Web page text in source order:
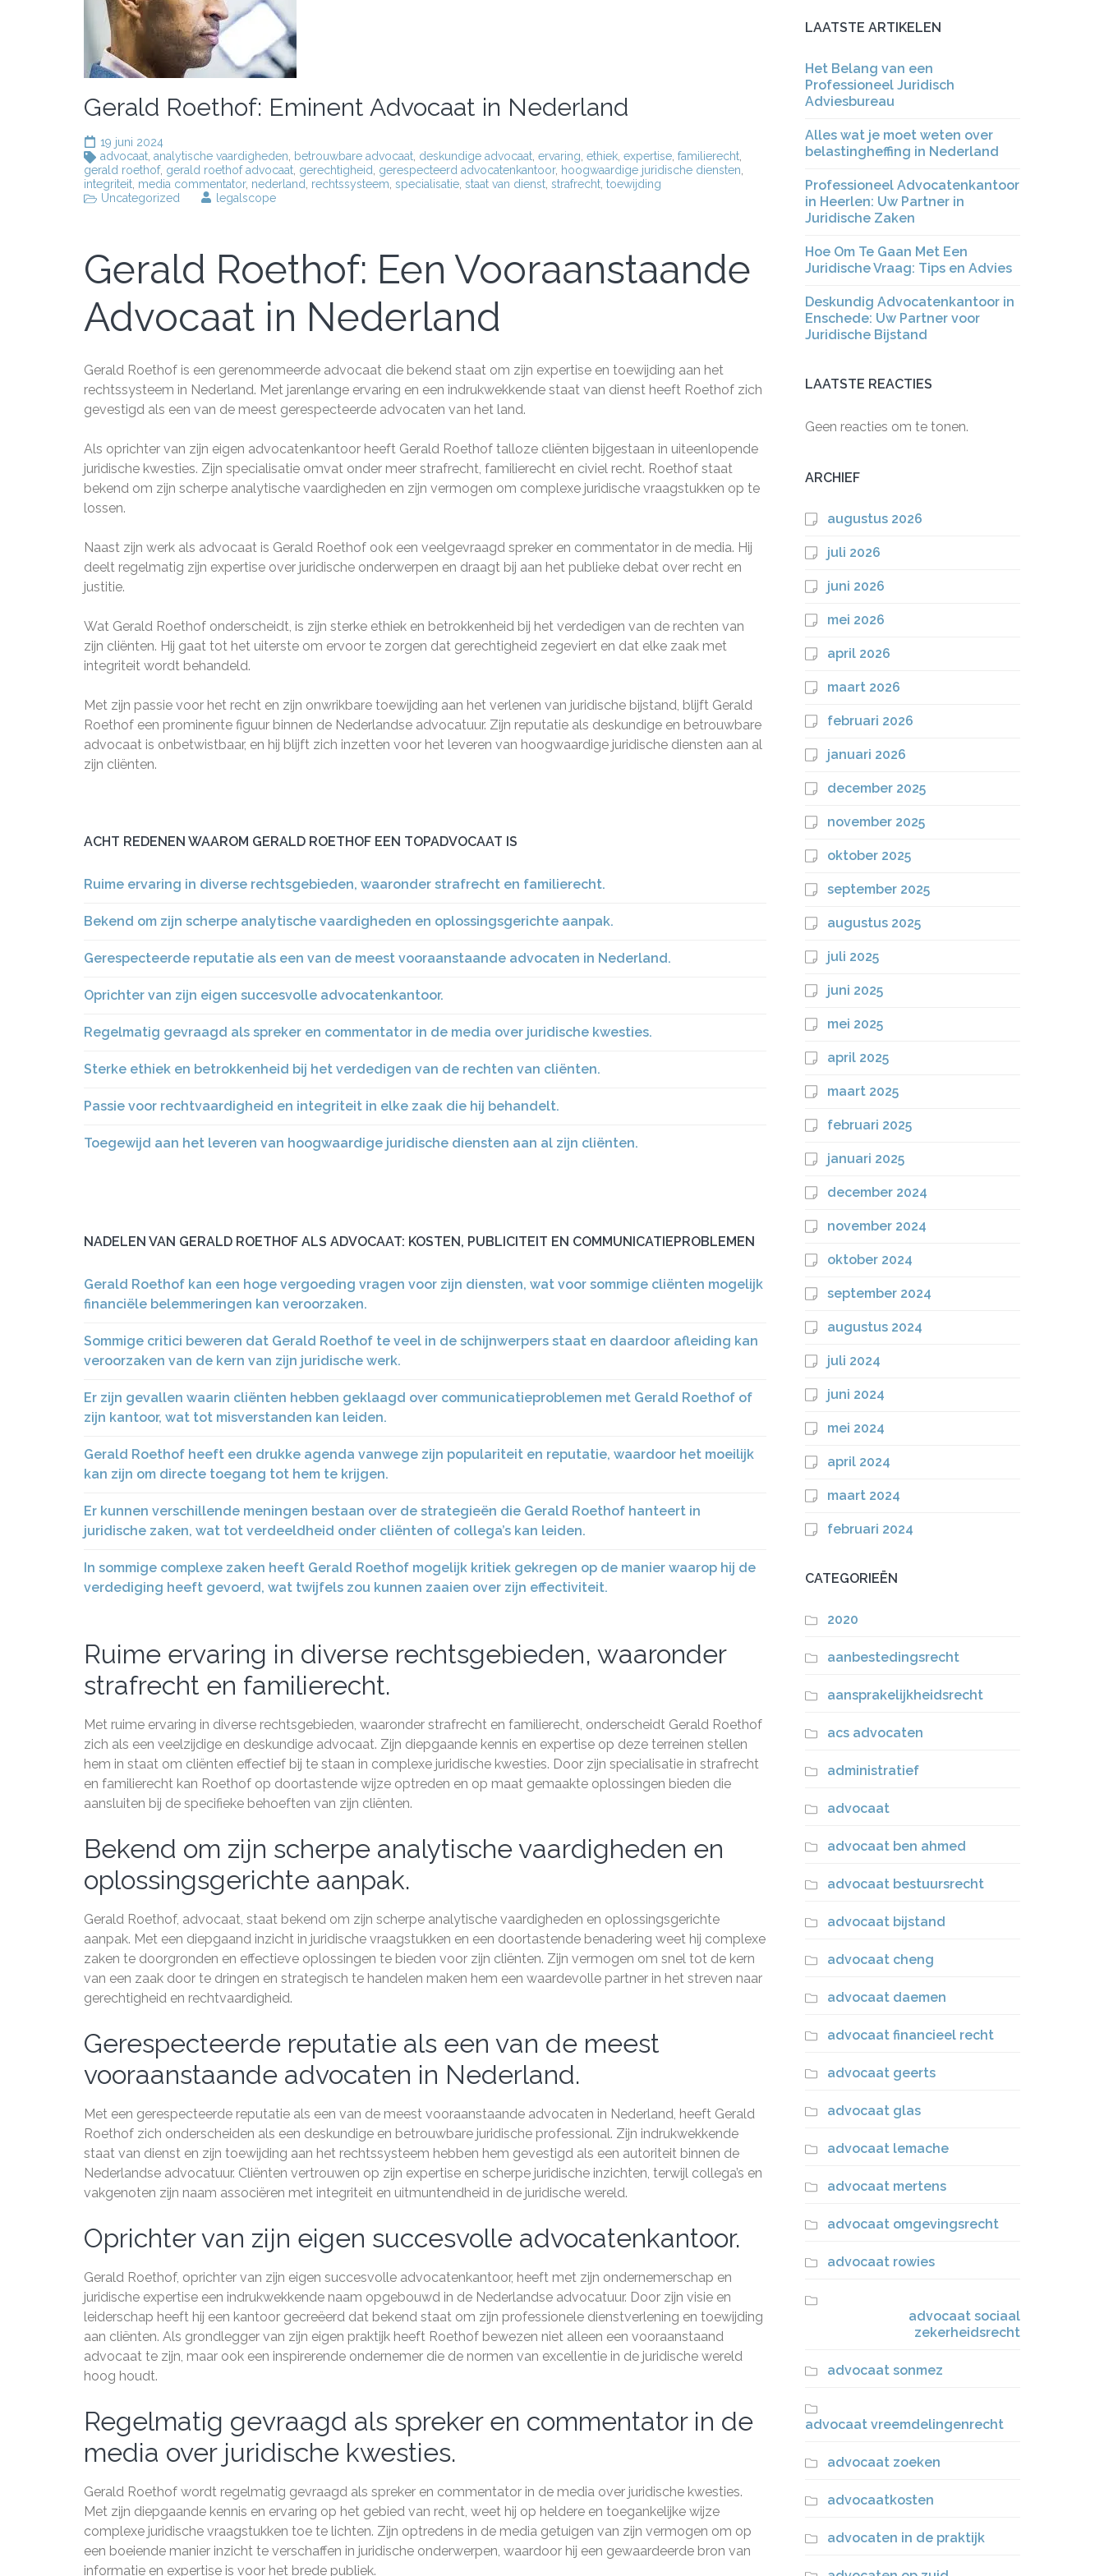
Gerald Roethof: Eminent Advocaat in Nederland
19 juni 2024
advocaat analytische vaardigheden betrouwbare advocaat deskundige advocaat ervaring ethiek expertise familierecht
gerald roethof, gerald roethof advocaat gerechtigheid gerespecteerd advocatenkantoor, hoogwaardige juridische diensten
integriteit media commentator, nederland rechtssysteem specialisatie staat van dienst strafrecht toewijding
Uncategorized
legalscope
Gerald Roethof: Een Vooraanstaande
Advocaat in Nederland
Gerald Roethof is een gerenommeerde advocaat die bekend staat om zijn expertise en toewijding aan het
rechtssysteem in Nederland. Met jarenlange ervaring en een indrukwekkende staat van dienst heeft Roethof zich
gevestigd als een van de meest gerespecteerde advocaten van het land.
Als oprichter van zijn eigen advocatenkantoor heeft Gerald Roethof talloze cliënten bijgestaan in uiteenlopende
juridische kwesties. Zijn specialisatie omvat onder meer strafrecht, familierecht en civiel recht. Roethof staat
bekend om zijn scherpe analytische vaardigheden en zijn vermogen om complexe juridische vraagstukken op te
lossen.
Naast zijn werk als advocaat is Gerald Roethof ook een veelgevraagd spreker en commentator in de media. Hij
deelt regelmatig zijn expertise over juridische onderwerpen en draagt bij aan het publieke debat over recht en
justitie.
Wat Gerald Roethof onderscheidt, is zijn sterke ethiek en betrokkenheid bij het verdedigen van de rechten van
zijn cliënten. Hij gaat tot het uiterste om ervoor te zorgen dat gerechtigheid zegeviert en dat elke zaak met
integriteit wordt behandeld.
Met zijn passie voor het recht en zijn onwrikbare toewijding aan het verlenen van juridische bijstand, blijft Gerald
Roethof een prominente figuur binnen de Nederlandse advocatuur. Zijn reputatie als deskundige en betrouwbare
advocaat is onbetwistbaar, en hij blijft zich inzetten voor het leveren van hoogwaardige juridische diensten aan al
zijn cliënten.
ACHT REDENEN WAAROM GERALD ROETHOF EEN TOPADVOCAAT IS
Ruime ervaring in diverse rechtsgebieden, waaronder strafrecht en familierecht.
Bekend om zijn scherpe analytische vaardigheden en oplossingsgerichte aanpak.
Gerespecteerde reputatie als een van de meest vooraanstaande advocaten in Nederland.
Oprichter van zijn eigen succesvolle advocatenkantoor.
Regelmatig gevraagd als spreker en commentator in de media over juridische kwesties.
Sterke ethiek en betrokkenheid bij het verdedigen van de rechten van cliënten.
Passie voor rechtvaardigheid en integriteit in elke zaak die hij behandelt.
Toegewijd aan het leveren van hoogwaardige juridische diensten aan al zijn cliënten.
NADELEN VAN GERALD ROETHOF ALS ADVOCAAT: KOSTEN, PUBLICITEIT EN COMMUNICATIEPROBLEMEN
Gerald Roethof kan een hoge vergoeding vragen voor zijn diensten, wat voor sommige cliënten mogelijk
financiële belemmeringen kan veroorzaken.
Sommige critici beweren dat Gerald Roethof te veel in de schijnwerpers staat en daardoor afleiding kan
veroorzaken van de kern van zijn juridische werk.
Er zijn gevallen waarin cliënten hebben geklaagd over communicatieproblemen met Gerald Roethof of
zijn kantoor, wat tot misverstanden kan leiden.
Gerald Roethof heeft een drukke agenda vanwege zijn populariteit en reputatie, waardoor het moeilijk
kan zijn om directe toegang tot hem te krijgen.
Er kunnen verschillende meningen bestaan over de strategieën die Gerald Roethof hanteert in
juridische zaken, wat tot verdeeldheid onder cliënten of collega’s kan leiden.
In sommige complexe zaken heeft Gerald Roethof mogelijk kritiek gekregen op de manier waarop hij de
verdediging heeft gevoerd, wat twijfels zou kunnen zaaien over zijn effectiviteit.
Ruime ervaring in diverse rechtsgebieden, waaronder
strafrecht en familierecht.
Met ruime ervaring in diverse rechtsgebieden, waaronder strafrecht en familierecht, onderscheidt Gerald Roethof
zich als een veelzijdige en deskundige advocaat. Zijn diepgaande kennis en expertise op deze terreinen stellen
hem in staat om cliënten effectief bij te staan in complexe juridische kwesties. Door zijn specialisatie in strafrecht
en familierecht kan Roethof op doortastende wijze optreden en op maat gemaakte oplossingen bieden die
aansluiten bij de specifieke behoeften van zijn cliënten.
Bekend om zijn scherpe analytische vaardigheden en
oplossingsgerichte aanpak.
Gerald Roethof, advocaat, staat bekend om zijn scherpe analytische vaardigheden en oplossingsgerichte
aanpak. Met een diepgaand inzicht in juridische vraagstukken en een doortastende benadering weet hij complexe
zaken te doorgronden en effectieve oplossingen te bieden voor zijn cliënten. Zijn vermogen om snel tot de kern
van een zaak door te dringen en strategisch te handelen maken hem een waardevolle partner in het streven naar
gerechtigheid en rechtvaardigheid.
Gerespecteerde reputatie als een van de meest
vooraanstaande advocaten in Nederland.
Met een gerespecteerde reputatie als een van de meest vooraanstaande advocaten in Nederland, heeft Gerald
Roethof zich onderscheiden als een deskundige en betrouwbare juridische professional. Zijn indrukwekkende
staat van dienst en zijn toewijding aan het rechtssysteem hebben hem gevestigd als een autoriteit binnen de
Nederlandse advocatuur. Cliënten vertrouwen op zijn expertise en scherpe juridische inzichten, terwijl collega’s en
vakgenoten zijn naam associëren met integriteit en uitmuntendheid in de juridische wereld.
Oprichter van zijn eigen succesvolle advocatenkantoor.
Gerald Roethof, oprichter van zijn eigen succesvolle advocatenkantoor, heeft met zijn ondernemerschap en
juridische expertise een indrukwekkende naam opgebouwd in de Nederlandse advocatuur. Door zijn visie en
leiderschap heeft hij een kantoor gecreëerd dat bekend staat om zijn professionele dienstverlening en toewijding
aan cliënten. Als grondlegger van zijn eigen praktijk heeft Roethof bewezen niet alleen een vooraanstaand
advocaat te zijn, maar ook een inspirerende ondernemer die de normen van excellentie in de juridische wereld
hoog houdt.
Regelmatig gevraagd als spreker en commentator in de
media over juridische kwesties.
Gerald Roethof wordt regelmatig gevraagd als spreker en commentator in de media over juridische kwesties.
Met zijn diepgaande kennis en ervaring op het gebied van recht, weet hij op heldere en toegankelijke wijze
complexe juridische vraagstukken toe te lichten. Zijn optredens in de media getuigen van zijn vermogen om op
een boeiende manier inzicht te verschaffen in juridische onderwerpen, waardoor hij een gewaardeerde bron van
informatie en expertise is voor het brede publiek.
LAATSTE ARTIKELEN
Het Belang van een
Professioneel Juridisch
Adviesbureau
Alles wat je moet weten over
belastingheffing in Nederland
Professioneel Advocatenkantoor
in Heerlen: Uw Partner in
Juridische Zaken
Hoe Om Te Gaan Met Een
Juridische Vraag: Tips en Advies
Deskundig Advocatenkantoor in
Enschede: Uw Partner voor
Juridische Bijstand
LAATSTE REACTIES
Geen reacties om te tonen.
ARCHIEF
augustus 2026
juli 2026
juni 2026
mei 2026
april 2026
maart 2026
februari 2026
januari 2026
december 2025
november 2025
oktober 2025
september 2025
augustus 2025
juli 2025
juni 2025
mei 2025
april 2025
maart 2025
februari 2025
januari 2025
december 2024
november 2024
oktober 2024
september 2024
augustus 2024
juli 2024
juni 2024
mei 2024
april 2024
maart 2024
februari 2024
CATEGORIEËN
2020
aanbestedingsrecht
aansprakelijkheidsrecht
acs advocaten
administratief
advocaat
advocaat ben ahmed
advocaat bestuursrecht
advocaat bijstand
advocaat cheng
advocaat daemen
advocaat financieel recht
advocaat geerts
advocaat glas
advocaat lemache
advocaat mertens
advocaat omgevingsrecht
advocaat rowies
advocaat sociaal
zekerheidsrecht
advocaat sonmez
advocaat vreemdelingenrecht
advocaat zoeken
advocaatkosten
advocaten in de praktijk